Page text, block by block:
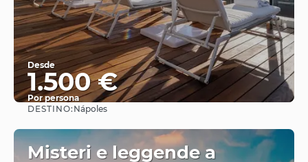
Desde
1.500 €
Por persona
DESTINO: Nápoles
Misteri e leggende a